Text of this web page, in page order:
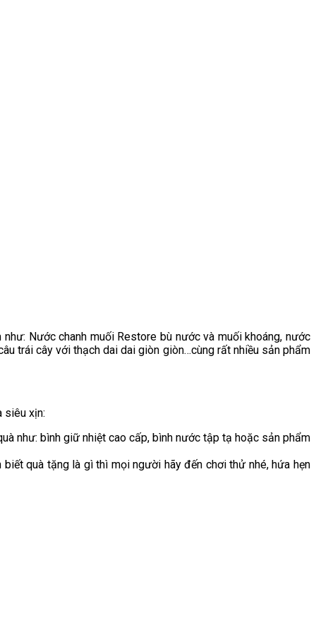
Nước chanh muối Restore bù nước và muối khoáng, nước
trái cây với thạch dai dai giòn giòn…cùng rất nhiều sản phẩm
siêu xịn:
như: bình giữ nhiệt cao cấp, bình nước tập tạ hoặc sản phẩm
quà tặng là gì thì mọi người hãy đến chơi thử nhé, hứa hẹn